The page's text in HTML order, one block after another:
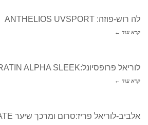
לה רוש-פוזה: ANTHELIOS UVSPORT
קרא עוד ←
לוריאל פרופסיונל:KERATIN ALPHA SLEEK
קרא עוד ←
אלביב-לוריאל פריז:סרום ומרכך שיער ULTIMATE